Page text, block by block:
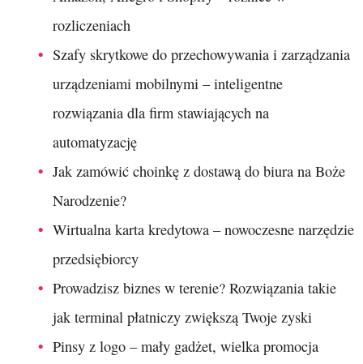
rozliczeniach
Szafy skrytkowe do przechowywania i zarządzania
urządzeniami mobilnymi – inteligentne
rozwiązania dla firm stawiających na
automatyzację
Jak zamówić choinkę z dostawą do biura na Boże
Narodzenie?
Wirtualna karta kredytowa – nowoczesne narzędzie
przedsiębiorcy
Prowadzisz biznes w terenie? Rozwiązania takie
jak terminal płatniczy zwiększą Twoje zyski
Pinsy z logo – mały gadżet, wielka promocja